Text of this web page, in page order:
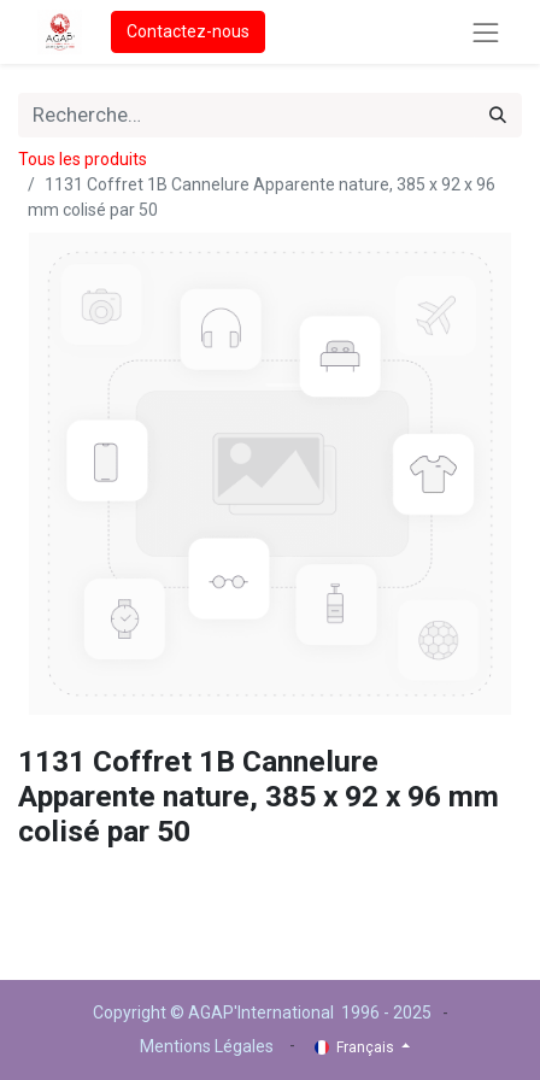
Contactez-nous
Tous les produits
1131 Coffret 1B Cannelure Apparente nature, 385 x 92 x 96
mm colisé par 50
1131 Coffret 1B Cannelure
Apparente nature, 385 x 92 x 96 mm
colisé par 50
Copyright © AGAP'International 1996 - 2025 -
Mentions Légales
- Français